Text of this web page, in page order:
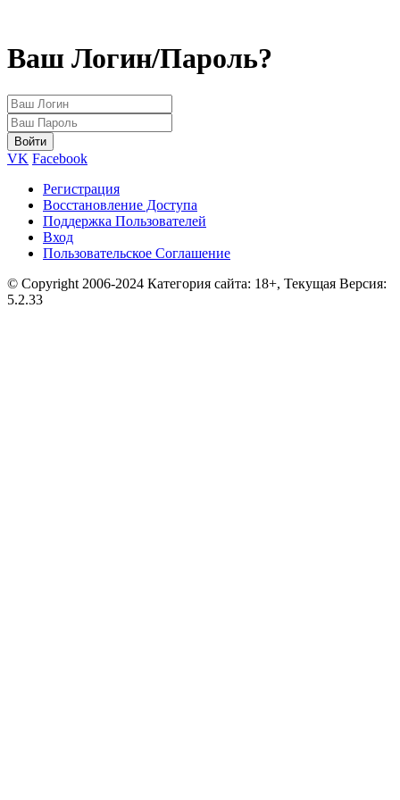
Ваш Логин/Пароль?
VK Facebook
Регистрация
Восстановление Доступа
Поддержка Пользователей
Вход
Пользовательское Соглашение
© Copyright 2006-2024 Категория сайта: 18+, Текущая Версия:
5.2.33